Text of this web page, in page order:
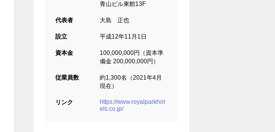
青山ビル東館13F
代表者 大島 正也
設立 平成12年11月1日
資本金
100,000,000円（資本準
備金 200,000,000円）
従業員数
約1,300名（2021年4月
現在）
リンク
https://www.royalparkhot
els.co.jp/